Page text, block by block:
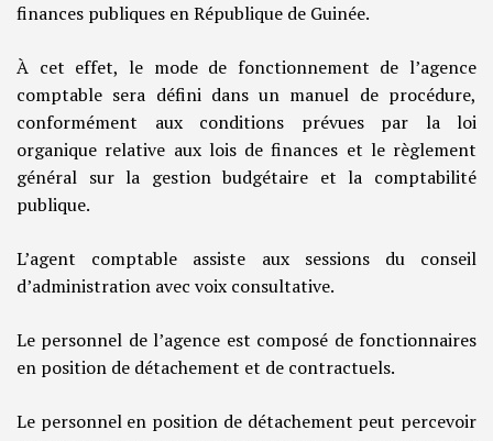
finances publiques en République de Guinée.
À cet effet, le mode de fonctionnement de l’agence
comptable sera défini dans un manuel de procédure,
conformément aux conditions prévues par la loi
organique relative aux lois de finances et le règlement
général sur la gestion budgétaire et la comptabilité
publique.
L’agent comptable assiste aux sessions du conseil
d’administration avec voix consultative.
Le personnel de l’agence est composé de fonctionnaires
en position de détachement et de contractuels.
Le personnel en position de détachement peut percevoir